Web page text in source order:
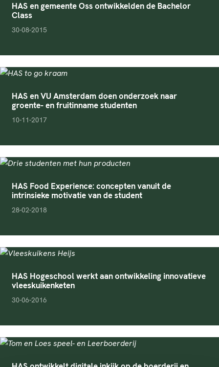
HAS en gemeente Oss ontwikkelden de Bachelor
Class
pubDate
30-08-2015
HAS en VU Amsterdam doen onderzoek naar
groente- en fruitinname studenten
pubDate
10-11-2017
HAS Food Experience: concepten vanuit de
intrinsieke motivatie van de student
pubDate
28-02-2018
HAS Hogeschool werkt aan ontwikkeling innovatieve
vleeskuikenketen
pubDate
30-06-2016